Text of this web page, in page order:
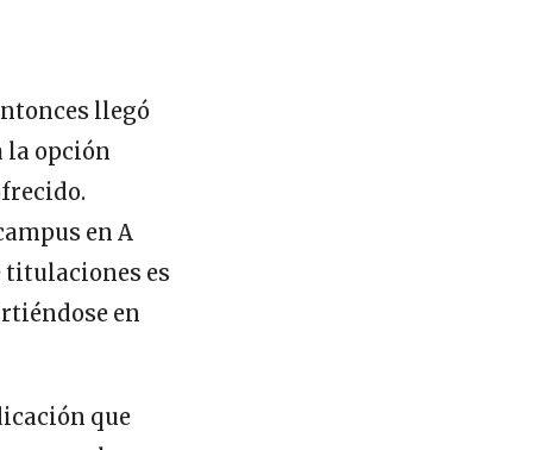
llegó
la opción
en A
titulaciones es
en
que